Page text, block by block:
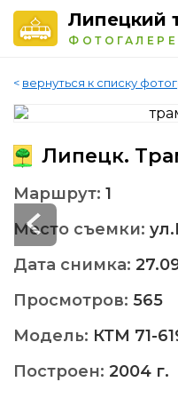
Липецкий
< вернуться к списку
Липецк.
Маршрут: 1
Место съемки:
Дата снимка:
Просмотров: 565
Модель: КТМ 71-
Построен: 2004 г.